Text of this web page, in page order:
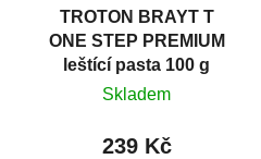
TROTON BRAYT T
ONE STEP PREMIUM
leštící pasta 100 g
Skladem
239 Kč